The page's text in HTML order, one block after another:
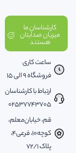
کارشناسان ما
میزبان صدایتان
هستند
ساعت کاری
فروشگاه 9 الی 15
ارتباط با کارشناسان
02537743705
قم، خیابان‌معلم،
کوچه‌10، فرعی‌4،
پلاک ‌72/1